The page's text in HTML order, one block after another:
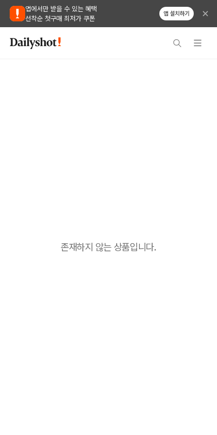
앱에서만 받을 수 있는 혜택
선착순 첫구매 최저가 쿠폰
앱 설치하기
존재하지 않는 상품입니다.